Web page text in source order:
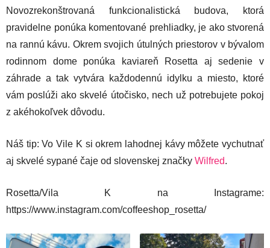
Novozrekonštrovaná funkcionalistická budova, ktorá
pravidelne ponúka komentované prehliadky, je ako stvorená
na rannú kávu. Okrem svojich útulných priestorov v bývalom
rodinnom dome ponúka kaviareň Rosetta aj sedenie v
záhrade a tak vytvára každodennú idylku a miesto, ktoré
vám poslúži ako skvelé útočisko, nech už potrebujete pokoj
z akéhokoľvek dôvodu.
Náš tip: Vo Vile K si okrem lahodnej kávy môžete vychutnať
aj skvelé sypané čaje od slovenskej značky Wilfred.
Rosetta/Vila K na Instagrame:
https://www.instagram.com/coffeeshop_rosetta/